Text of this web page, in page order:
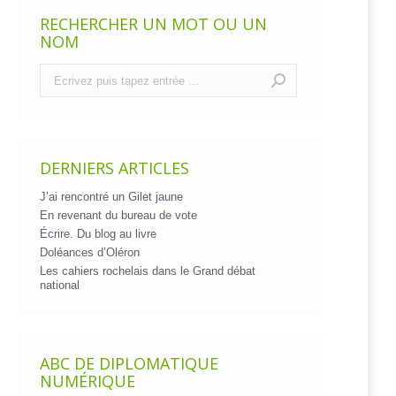
RECHERCHER UN MOT OU UN
NOM
DERNIERS ARTICLES
J’ai rencontré un Gilet jaune
En revenant du bureau de vote
Écrire. Du blog au livre
Doléances d’Oléron
Les cahiers rochelais dans le Grand débat
national
ABC DE DIPLOMATIQUE
NUMÉRIQUE